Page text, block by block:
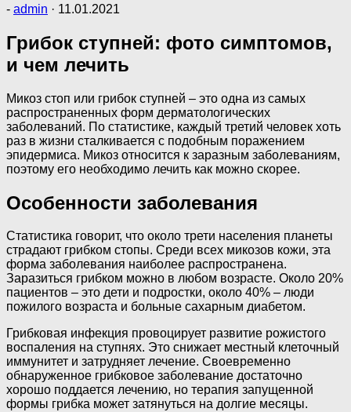
- admin · 11.01.2021
Грибок ступней: фото симптомов,
и чем лечить
Микоз стоп или грибок ступней – это одна из самых
распространенных форм дерматологических
заболеваний. По статистике, каждый третий человек хоть
раз в жизни сталкивается с подобным поражением
эпидермиса. Микоз относится к заразным заболеваниям,
поэтому его необходимо лечить как можно скорее.
Особенности заболевания
Статистика говорит, что около трети населения планеты
страдают грибком стопы. Среди всех микозов кожи, эта
форма заболевания наиболее распространена.
Заразиться грибком можно в любом возрасте. Около 20%
пациентов – это дети и подростки, около 40% – люди
пожилого возраста и больные сахарным диабетом.
Грибковая инфекция провоцирует развитие рожистого
воспаления на ступнях. Это снижает местный клеточный
иммунитет и затрудняет лечение. Своевременно
обнаруженное грибковое заболевание достаточно
хорошо поддается лечению, но терапия запущенной
формы грибка может затянуться на долгие месяцы.